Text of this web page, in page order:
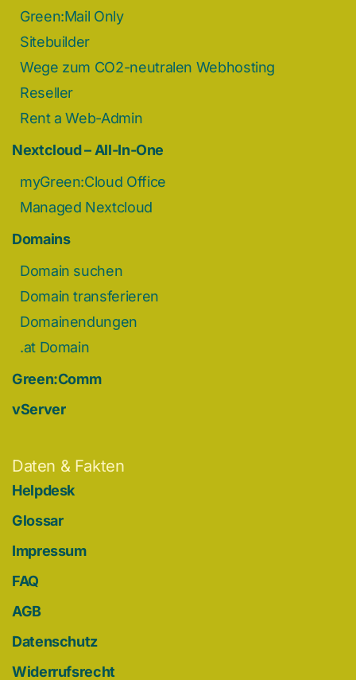
Green:Mail Only
Sitebuilder
Wege zum CO2-neutralen Webhosting
Reseller
Rent a Web-Admin
Nextcloud – All-In-One
myGreen:Cloud Office
Managed Nextcloud
Domains
Domain suchen
Domain transferieren
Domainendungen
.at Domain
Green:Comm
vServer
Daten & Fakten
Helpdesk
Glossar
Impressum
FAQ
AGB
Datenschutz
Widerrufsrecht